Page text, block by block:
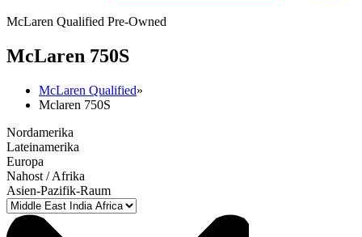
McLaren Qualified Pre-Owned
McLaren 750S
McLaren Qualified»
Mclaren 750S
Nordamerika
Lateinamerika
Europa
Nahost / Afrika
Asien-Pazifik-Raum